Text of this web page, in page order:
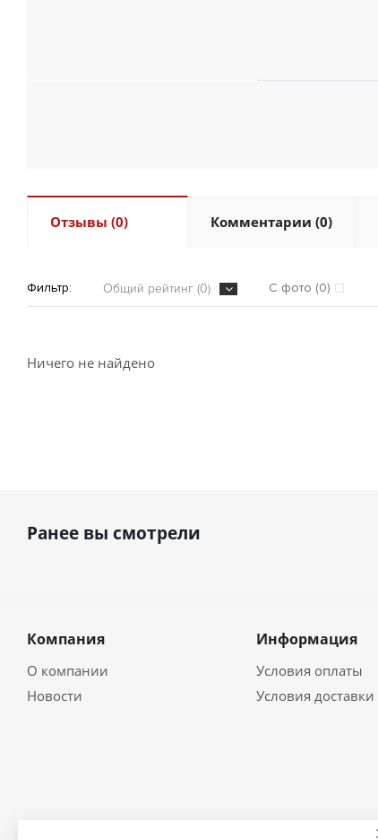
Отзывы (0) Комментарии (0)
Фильтр: Общий рейтинг (0) С фото (0)
Ничего не найдено
Ранее вы смотрели
Компания
О компании
Новости
Информация
Условия оплаты
Условия доставки